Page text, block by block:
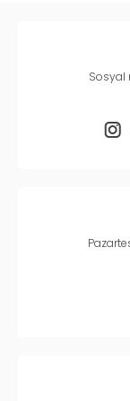
Sosyal